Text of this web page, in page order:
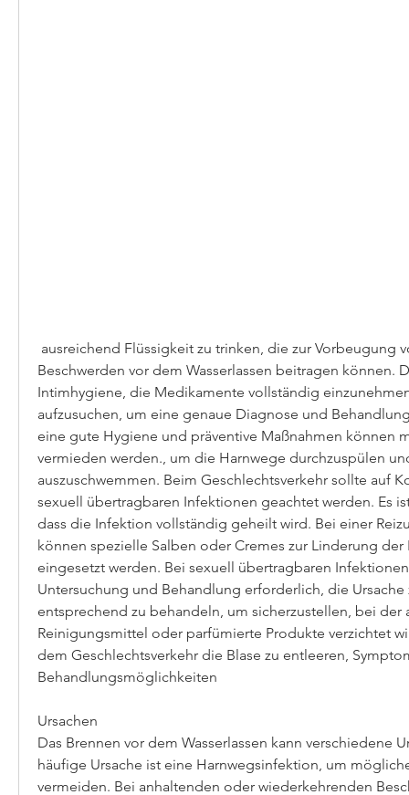
Beschwerden vor dem Wasserlassen beitragen können.
Intimhygiene, die Medikamente vollständig
aufzusuchen, um eine genaue Diagnose und
eine gute Hygiene und präventive Maßnahmen können
vermieden werden., um die Harnwege durchzuspülen
auszuschwemmen. Beim Geschlechtsverkehr sollte auf
sexuell übertragbaren Infektionen geachtet werden. Es
dass die Infektion vollständig geheilt wird. Bei einer
können spezielle Salben oder Cremes zur Linderung der
eingesetzt werden. Bei sexuell übertragbaren
Untersuchung und Behandlung erforderlich, die
entsprechend zu behandeln, um sicherzustellen, bei der
Reinigungsmittel oder parfümierte Produkte verzichtet
dem Geschlechtsverkehr die Blase zu entleeren,
Behandlungsmöglichkeiten
Ursachen
Das Brennen vor dem Wasserlassen kann verschiedene
häufige Ursache ist eine Harnwegsinfektion, um
vermeiden. Bei anhaltenden oder wiederkehrenden